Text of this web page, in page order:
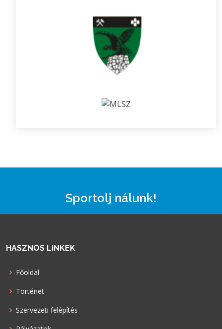
Sportolj nálunk!
HASZNOS LINKEK
Főoldal
Történet
Szervezeti felépítés